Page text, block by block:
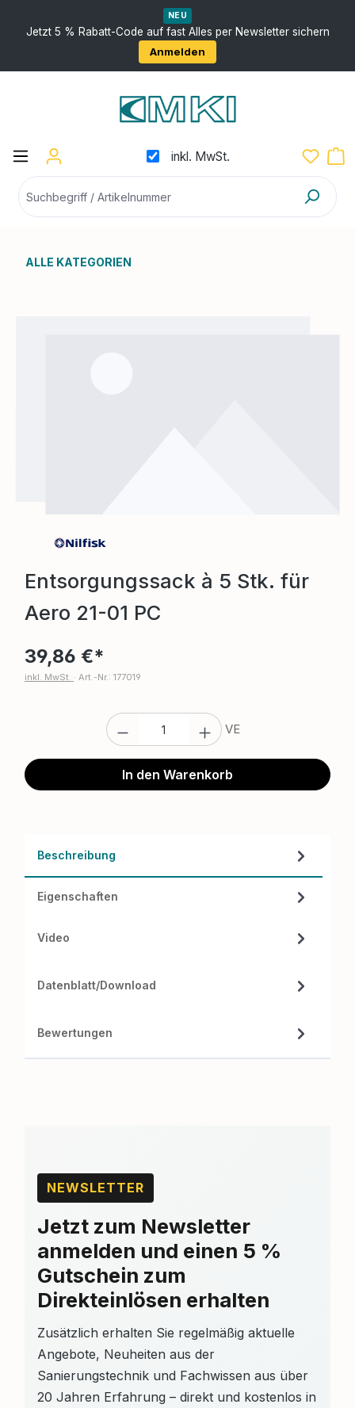
NEU
Jetzt 5 % Rabatt-Code auf fast Alles per Newsletter sichern
Anmelden
inkl. MwSt.
ALLE KATEGORIEN
Entsorgungssack à 5 Stk. für
Aero 21-01 PC
39,86 €*
inkl. MwSt. · Art.-Nr.: 177019
Produkt Anzahl: Gib den
VE
In den Warenkorb
Beschreibung
Eigenschaften
Video
Datenblatt/Download
Bewertungen
NEWSLETTER
Jetzt zum Newsletter
anmelden und einen 5 %
Gutschein zum
Direkteinlösen erhalten
Zusätzlich erhalten Sie regelmäßig aktuelle
Angebote, Neuheiten aus der
Sanierungstechnik und Fachwissen aus über
20 Jahren Erfahrung – direkt und kostenlos in